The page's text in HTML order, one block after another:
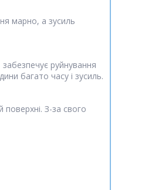
марно, а зусиль
руйнування
багато часу і зусиль.
поверхні. З-за свого